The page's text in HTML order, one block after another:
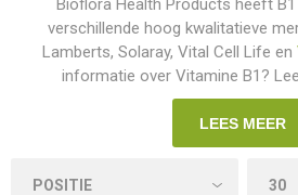
Bioflora Health Products heeft
verschillende hoog kwalitatieve
Lamberts, Solaray, Vital Cell Life en
informatie over Vitamine B1?
LEES MEER